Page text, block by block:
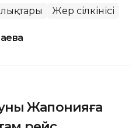
Жер сілкінісі
Жапонияға